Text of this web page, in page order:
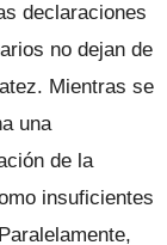
declaraciones
no dejan de
Mientras se
una
de la
insuficientes